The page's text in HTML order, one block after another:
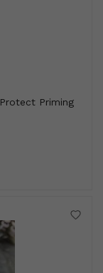
Priming